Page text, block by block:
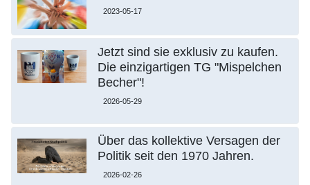
2023-05-17
Jetzt sind sie exklusiv zu kaufen.
Die einzigartigen TG "Mispelchen
Becher"!
2026-05-29
Über das kollektive Versagen der
Politik seit den 1970 Jahren.
2026-02-26